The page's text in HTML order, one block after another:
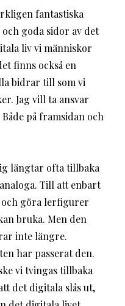
fantastiska
goda sidor av det
liv vi människor
finns också en
bidrar till som vi
Jag vill ta ansvar
på framsidan och
längtar ofta tillbaka
Till att enbart
göra lerfigurer
bruka. Men den
inte längre.
har passerat den.
vi tvingas tillbaka
det digitala slås ut,